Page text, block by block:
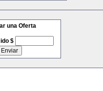
una Oferta
$